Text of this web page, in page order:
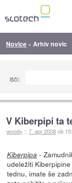
Novice » Arhiv novic
Išči:
V Kiberpipi ta
woody ::7. apr 2008ob
Kiberpipa -
udeležiti
tednu, imate še